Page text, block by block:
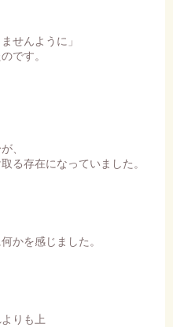
せんように」
です。
、
る存在になっていました。
かを感じました。
りも上